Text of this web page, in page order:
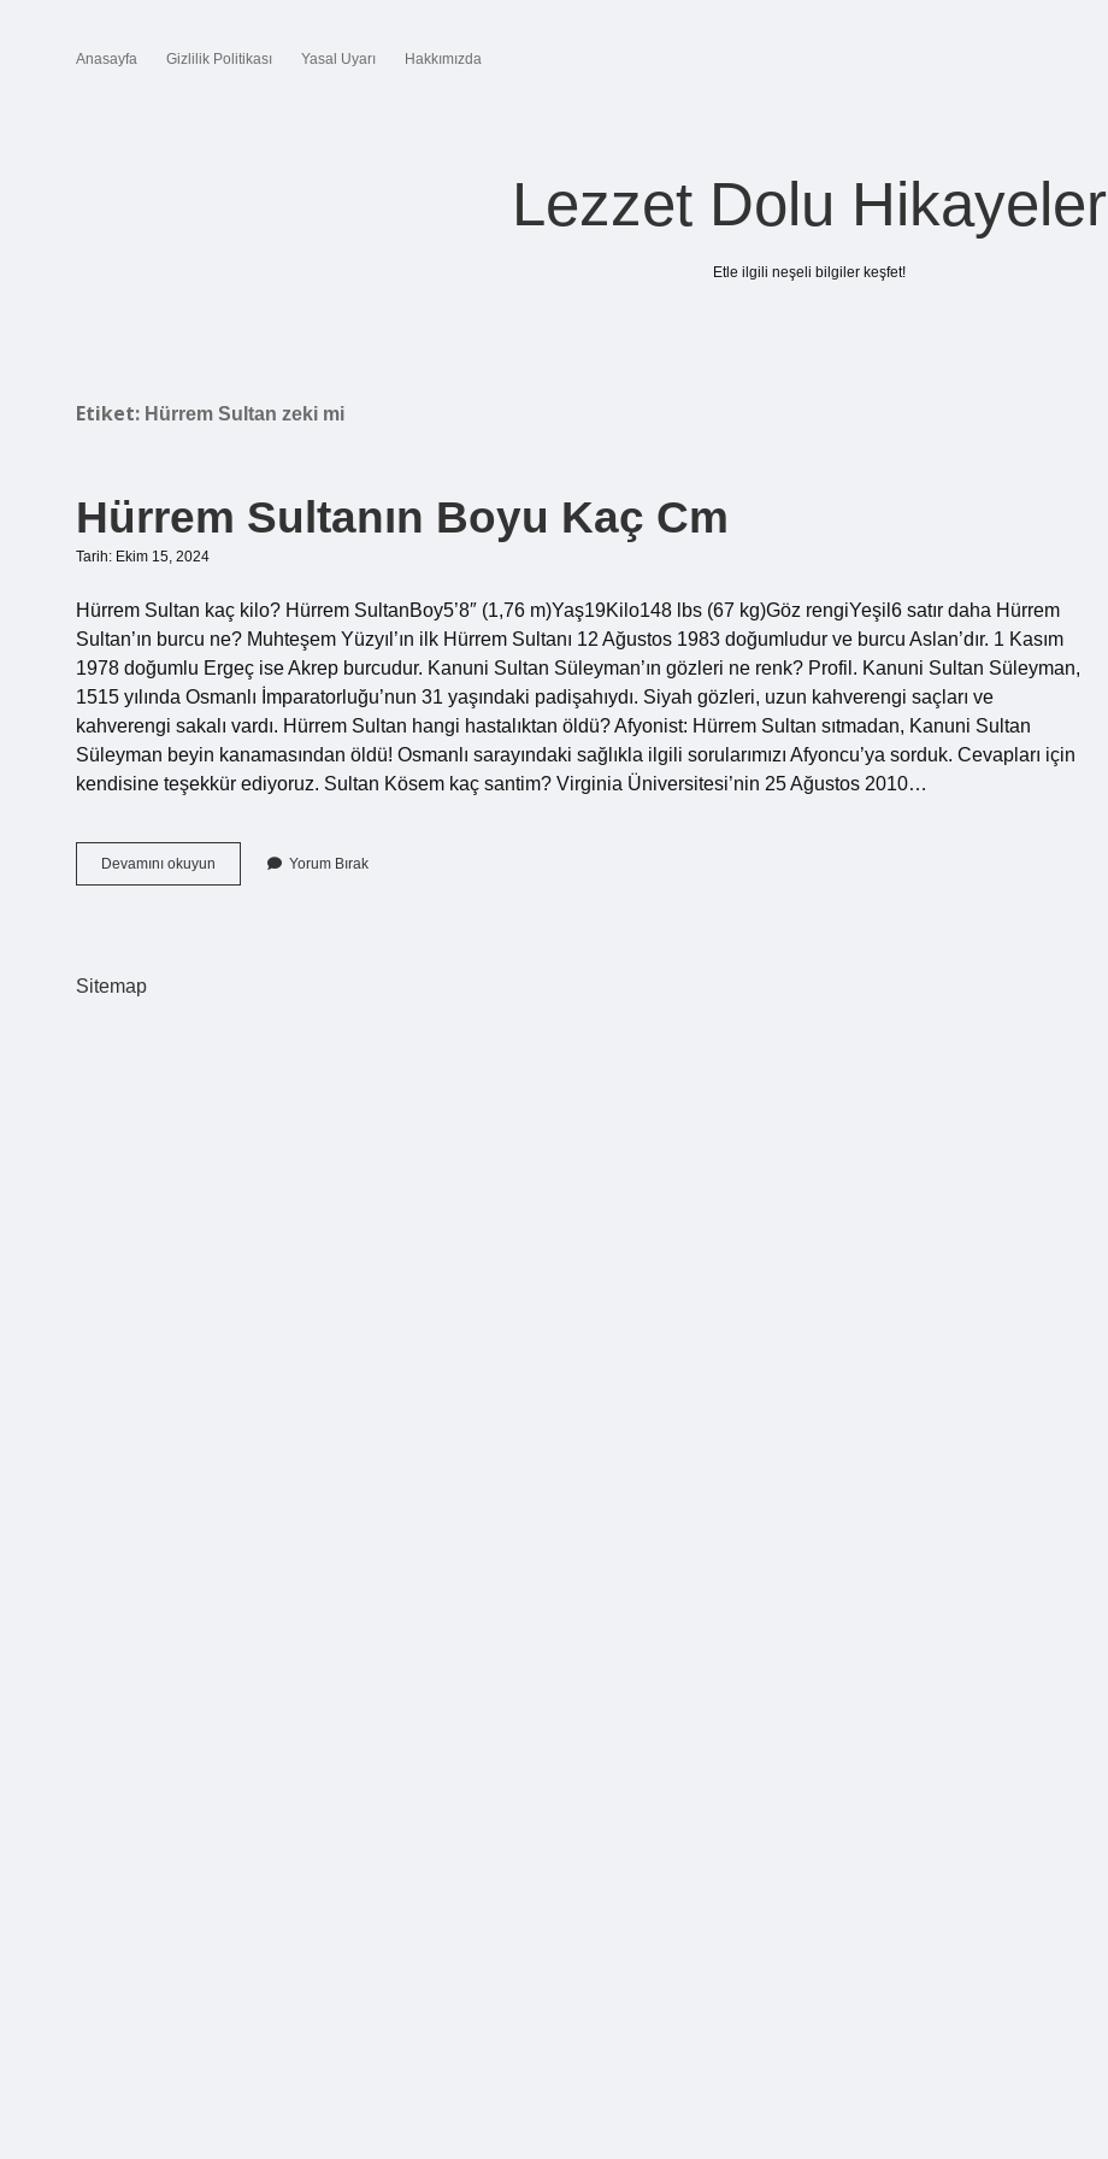
Anasayfa Gizlilik Politikası Yasal Uyarı Hakkımızda
Lezzet Dolu Hikayeler
Etle ilgili neşeli bilgiler keşfet!
Etiket: Hürrem Sultan zeki mi
Hürrem Sultanın Boyu Kaç Cm
Tarih: Ekim 15, 2024
Hürrem Sultan kaç kilo? Hürrem SultanBoy5’8″ (1,76 m)Yaş19Kilo148 lbs (67 kg)Göz rengiYeşil6 satır daha Hürrem
Sultan’ın burcu ne? Muhteşem Yüzyıl’ın ilk Hürrem Sultanı 12 Ağustos 1983 doğumludur ve burcu Aslan’dır. 1 Kasım
1978 doğumlu Ergeç ise Akrep burcudur. Kanuni Sultan Süleyman’ın gözleri ne renk? Profil. Kanuni Sultan Süleyman,
1515 yılında Osmanlı İmparatorluğu’nun 31 yaşındaki padişahıydı. Siyah gözleri, uzun kahverengi saçları ve
kahverengi sakalı vardı. Hürrem Sultan hangi hastalıktan öldü? Afyonist: Hürrem Sultan sıtmadan, Kanuni Sultan
Süleyman beyin kanamasından öldü! Osmanlı sarayındaki sağlıkla ilgili sorularımızı Afyoncu’ya sorduk. Cevapları için
kendisine teşekkür ediyoruz. Sultan Kösem kaç santim? Virginia Üniversitesi’nin 25 Ağustos 2010…
Devamını okuyun
Sultanın
Yorum Bırak
Sitemap